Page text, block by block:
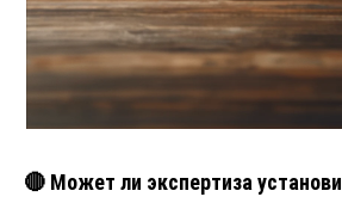
🔴 Может ли экспертиза